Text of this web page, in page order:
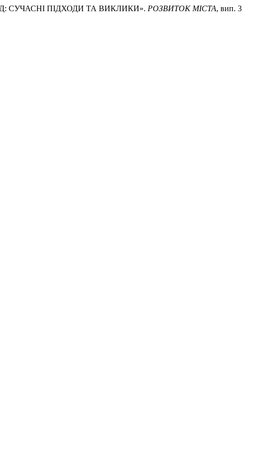
СУЧАСНІ ПІДХОДИ ТА ВИКЛИКИ». РОЗВИТОК МІСТА, вип. 3